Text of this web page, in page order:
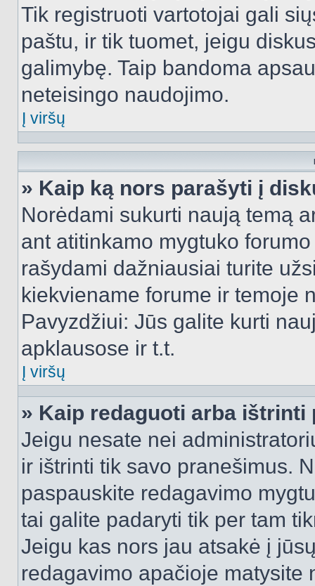
Tik registruoti vartotojai gali
paštu, ir tik tuomet, jeigu
galimybę. Taip bandoma
neteisingo naudojimo.
Į viršų
» Kaip ką nors parašyti į
Norėdami sukurti naują temą
ant atitinkamo mygtuko
rašydami dažniausiai turite
kiekviename forume ir temoje
Pavyzdžiui: Jūs galite kurti
apklausose ir t.t.
Į viršų
» Kaip redaguoti arba ištrinti
Jeigu nesate nei
ir ištrinti tik savo pranešimus.
paspauskite redagavimo
tai galite padaryti tik per tam
Jeigu kas nors jau atsakė į
redagavimo apačioje matysite